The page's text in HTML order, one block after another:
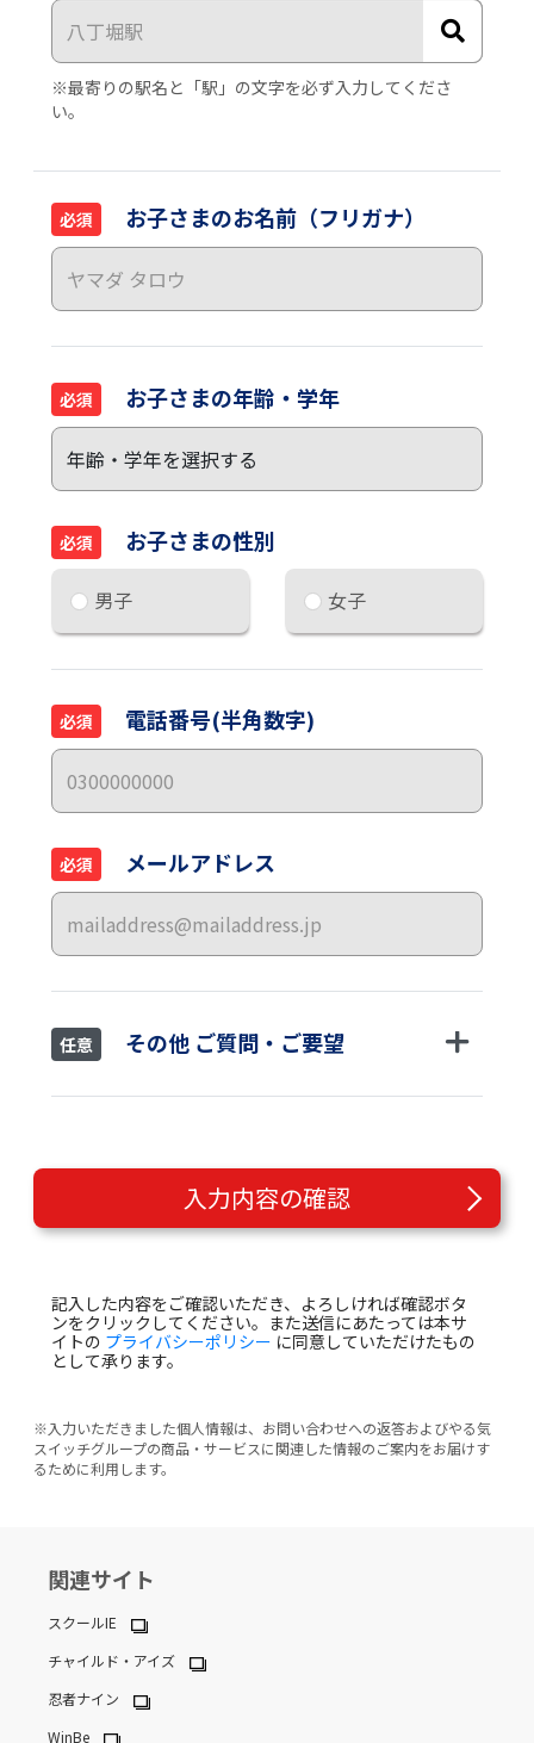
※最寄りの駅名と「駅」の文字を必ず入力してくださ
い。
必須 お子さまのお名前（フリガナ）
必須 お子さまの年齢・学年
必須 お子さまの性別
男子 女子
必須 電話番号(半角数字)
必須 メールアドレス
任意 その他 ご質問・ご要望
入力内容の確認
記入した内容をご確認いただき、よろしければ確認ボタ
ンをクリックしてください。また送信にあたっては本サ
イトの プライバシーポリシー に同意していただけたもの
として承ります。
※入力いただきました個人情報は、お問い合わせへの返答およびやる気
スイッチグループの商品・サービスに関連した情報のご案内をお届けす
るために利用します。
関連サイト
スクールIE
チャイルド・アイズ
忍者ナイン
WinBe